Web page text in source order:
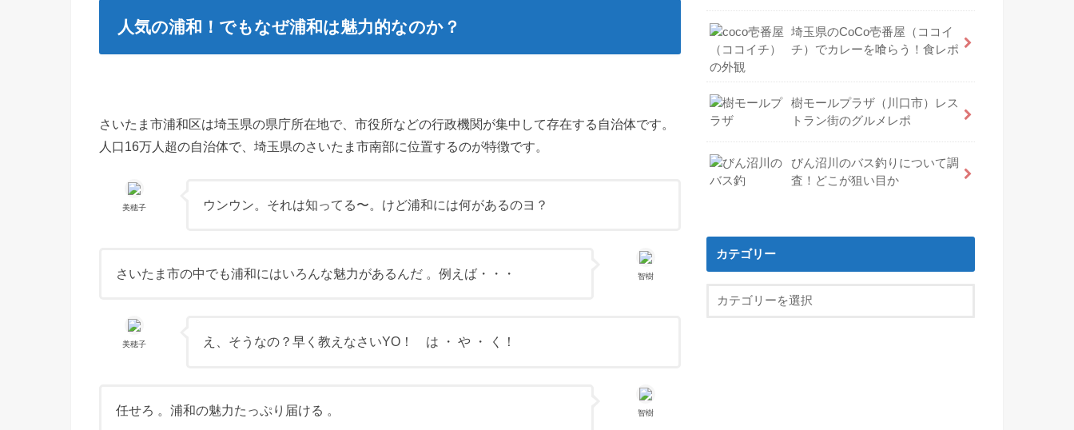
人気の浦和！でもなぜ浦和は魅力的なのか？
さいたま市浦和区は埼玉県の県庁所在地で、市役所などの行政機関が集中して存在する自治体です。
人口16万人超の自治体で、埼玉県のさいたま市南部に位置するのが特徴です。
美穂子 ウンウン。それは知ってる〜。けど浦和には何があるのヨ？
智樹
さいたま市の中でも浦和にはいろんな魅力があるんだ 。例えば・・・
美穂子 え、そうなの？早く教えなさいYO！ は ・ や ・ く！
智樹
任せろ 。浦和の魅力たっぷり届ける 。
埼玉県のCoCo壱番屋（ココイ
チ）でカレーを喰らう！食レポ
樹モールプラザ（川口市）レス
トラン街のグルメレポ
びん沼川のバス釣りについて調
査！どこが狙い目か
カテゴリー